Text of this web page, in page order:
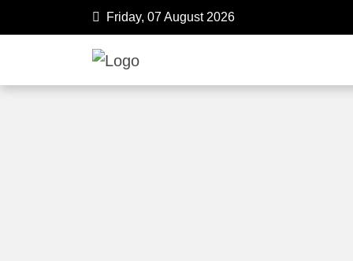
Friday, 07 August 2026